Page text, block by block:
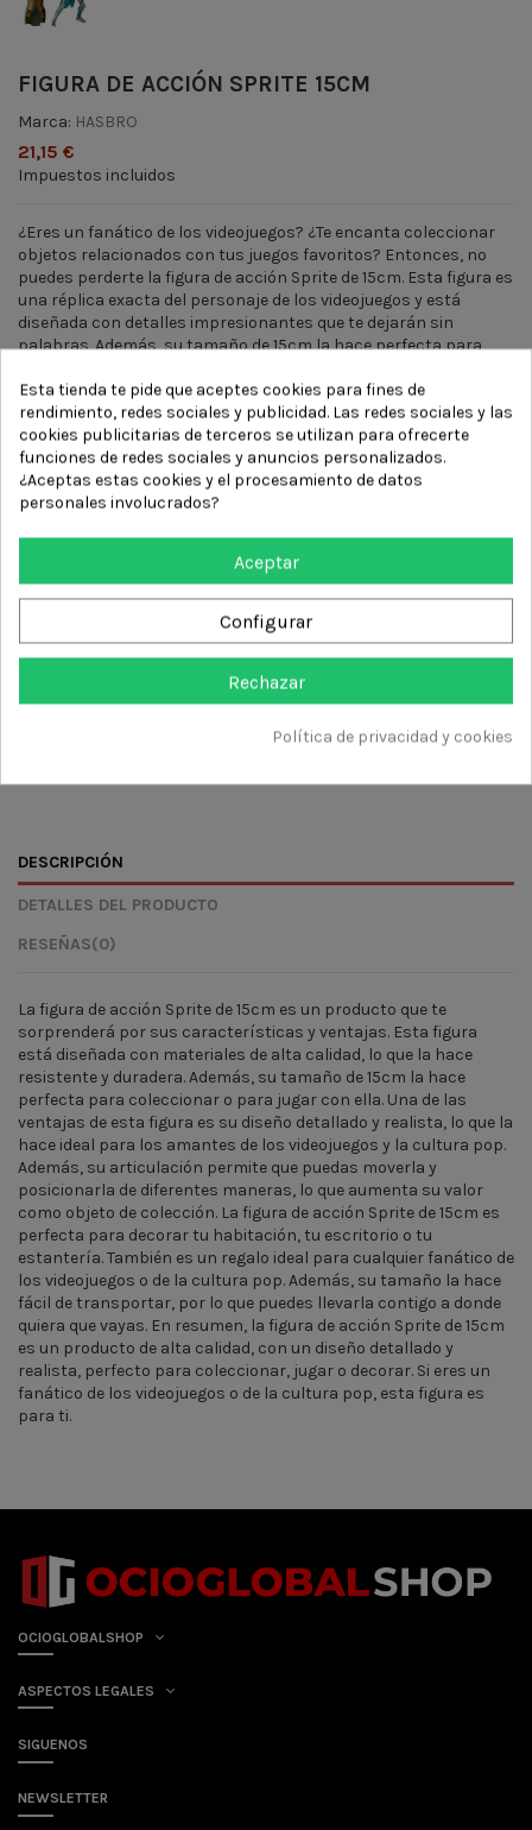
FIGURA DE ACCIÓN SPRITE 15CM
Marca: HASBRO
21,15 €
Impuestos incluidos
¿Eres un fanático de los videojuegos? ¿Te encanta coleccionar
objetos relacionados con tus juegos favoritos? Entonces, no
puedes perderte la figura de acción Sprite de 15cm. Esta figura es
una réplica exacta del personaje de los videojuegos y está
diseñada con detalles impresionantes que te dejarán sin
palabras. Además, su tamaño de 15cm la hace perfecta para
oportunidad de tener en tus manos esta increíble figura de
acción. ¡Haz clic en el botón de compra ahora mismo y añádela a
tu colección de videojuegos!
DESCRIPCIÓN
DETALLES DEL PRODUCTO
RESEÑAS(0)
La figura de acción Sprite de 15cm es un producto que te
sorprenderá por sus características y ventajas. Esta figura
está diseñada con materiales de alta calidad, lo que la hace
resistente y duradera. Además, su tamaño de 15cm la hace
perfecta para coleccionar o para jugar con ella. Una de las
ventajas de esta figura es su diseño detallado y realista, lo que la
hace ideal para los amantes de los videojuegos y la cultura pop.
Además, su articulación permite que puedas moverla y
posicionarla de diferentes maneras, lo que aumenta su valor
como objeto de colección. La figura de acción Sprite de 15cm es
perfecta para decorar tu habitación, tu escritorio o tu
estantería. También es un regalo ideal para cualquier fanático de
los videojuegos o de la cultura pop. Además, su tamaño la hace
fácil de transportar, por lo que puedes llevarla contigo a donde
quiera que vayas. En resumen, la figura de acción Sprite de 15cm
es un producto de alta calidad, con un diseño detallado y
realista, perfecto para coleccionar, jugar o decorar. Si eres un
fanático de los videojuegos o de la cultura pop, esta figura es
para ti.
OCIOGLOBALSHOP
ASPECTOS LEGALES
SIGUENOS
NEWSLETTER
Esta tienda te pide que aceptes cookies para fines de
rendimiento, redes sociales y publicidad. Las redes sociales y las
cookies publicitarias de terceros se utilizan para ofrecerte
funciones de redes sociales y anuncios personalizados.
¿Aceptas estas cookies y el procesamiento de datos
personales involucrados?
Aceptar
Configurar
Rechazar
Política de privacidad y cookies